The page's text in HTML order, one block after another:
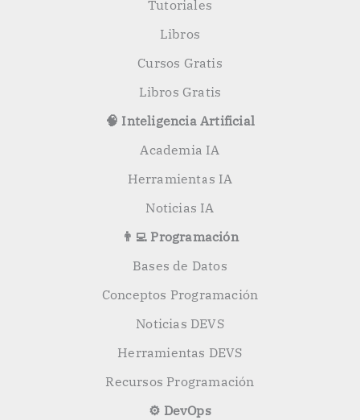
Tutoriales
Libros
Cursos Gratis
Libros Gratis
🧠 Inteligencia Artificial
Academia IA
Herramientas IA
Noticias IA
👨‍💻 Programación
Bases de Datos
Conceptos Programación
Noticias DEVS
Herramientas DEVS
Recursos Programación
⚙️ DevOps